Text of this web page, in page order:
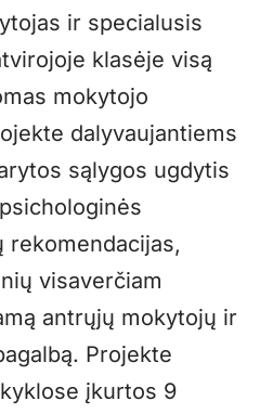
ir specialusis
klasėje visą
mokytojo
dalyvaujantiems
sąlygos ugdytis
visaverčiam
antrųjų mokytojų ir
Projekte
įkurtos 9